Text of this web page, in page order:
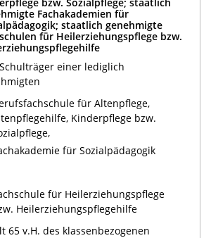
Fachakademien für
staatlich genehmigte
für Heilerziehungspflege bzw.
einer lediglich
für Altenpflege,
Kinderpflege bzw.
für Sozialpädagogik
für Heilerziehungspflege
Heilerziehungspflegehilfe
65 v.H. des klassenbezogenen